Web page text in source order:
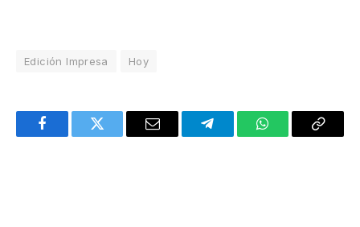
Edición Impresa Hoy
FacebookTwitter Email TelegramWhatsAppCopy